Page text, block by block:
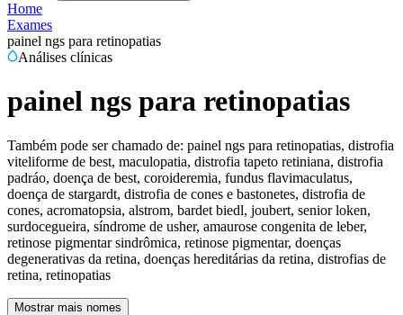
Home
Exames
painel ngs para retinopatias
Análises clínicas
painel ngs para retinopatias
Também pode ser chamado de: painel ngs para retinopatias, distrofia
viteliforme de best, maculopatia, distrofia tapeto retiniana, distrofia
padráo, doença de best, coroideremia, fundus flavimaculatus,
doença de stargardt, distrofia de cones e bastonetes, distrofia de
cones, acromatopsia, alstrom, bardet biedl, joubert, senior loken,
surdocegueira, síndrome de usher, amaurose congenita de leber,
retinose pigmentar sindrômica, retinose pigmentar, doenças
degenerativas da retina, doenças hereditárias da retina, distrofias de
retina, retinopatias
Mostrar mais nomes